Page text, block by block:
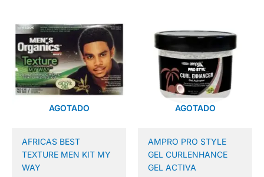
AGOTADO
AFRICAS BEST
TEXTURE MEN KIT MY
WAY
AGOTADO
AMPRO PRO STYLE
GEL CURLENHANCE
GEL ACTIVA